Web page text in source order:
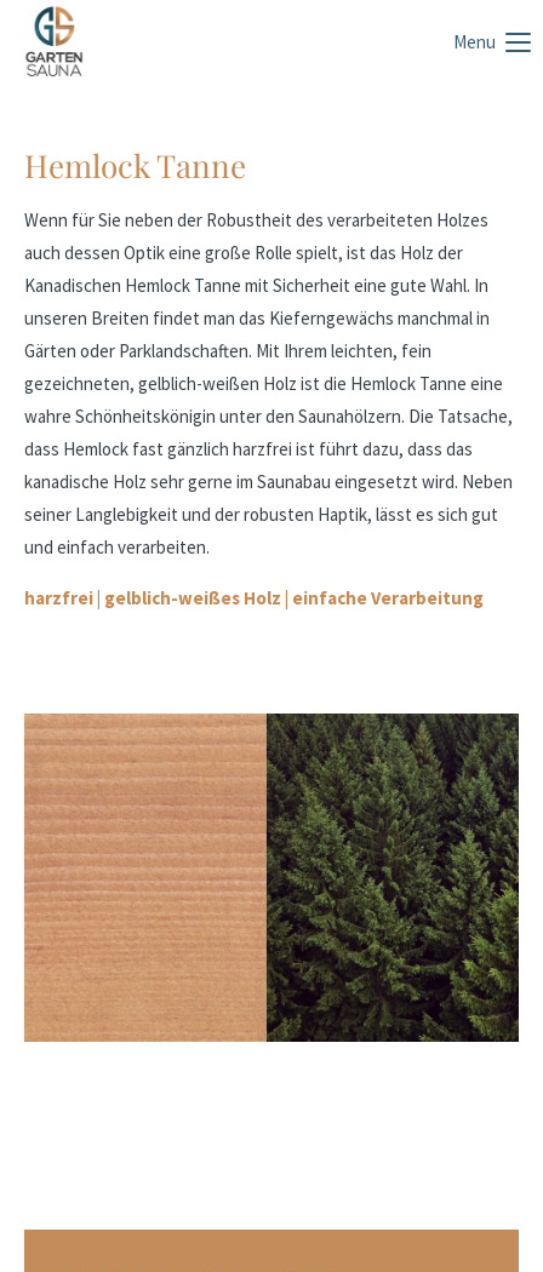
Menu
Hemlock Tanne
Wenn für Sie neben der Robustheit des verarbeiteten Holzes
auch dessen Optik eine große Rolle spielt, ist das Holz der
Kanadischen Hemlock Tanne mit Sicherheit eine gute Wahl. In
unseren Breiten findet man das Kieferngewächs manchmal in
Gärten oder Parklandschaften. Mit Ihrem leichten, fein
gezeichneten, gelblich-weißen Holz ist die Hemlock Tanne eine
wahre Schönheitskönigin unter den Saunahölzern. Die Tatsache,
dass Hemlock fast gänzlich harzfrei ist führt dazu, dass das
kanadische Holz sehr gerne im Saunabau eingesetzt wird. Neben
seiner Langlebigkeit und der robusten Haptik, lässt es sich gut
und einfach verarbeiten.
harzfrei | gelblich-weißes Holz | einfache Verarbeitung